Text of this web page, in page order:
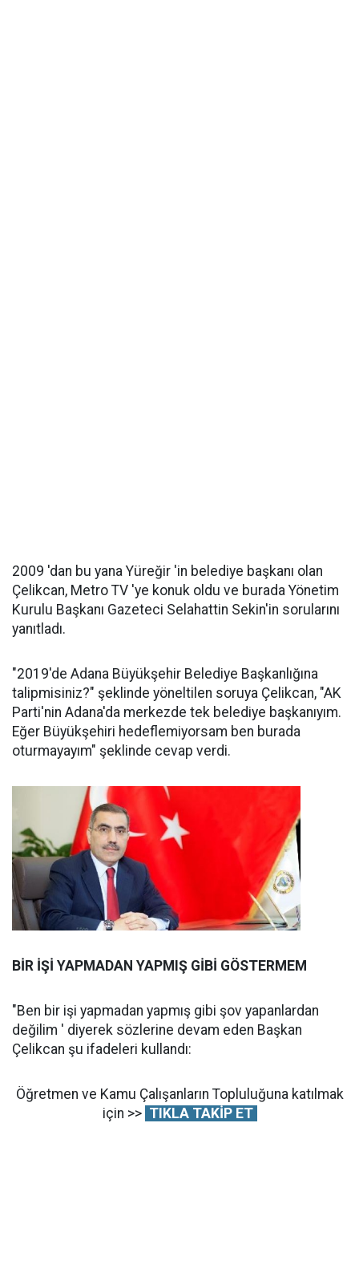
2009 'dan bu yana Yüreğir 'in belediye başkanı olan
Çelikcan, Metro TV 'ye konuk oldu ve burada Yönetim
Kurulu Başkanı Gazeteci Selahattin Sekin'in sorularını
yanıtladı.
"2019'de Adana Büyükşehir Belediye Başkanlığına
talipmisiniz?" şeklinde yöneltilen soruya Çelikcan, "AK
Parti'nin Adana'da merkezde tek belediye başkanıyım.
Eğer Büyükşehiri hedeflemiyorsam ben burada
oturmayayım" şeklinde cevap verdi.
BİR İŞİ YAPMADAN YAPMIŞ GİBİ GÖSTERMEM
"Ben bir işi yapmadan yapmış gibi şov yapanlardan
değilim ' diyerek sözlerine devam eden Başkan
Çelikcan şu ifadeleri kullandı:
Öğretmen ve Kamu Çalışanların Topluluğuna katılmak
için >> TIKLA TAKİP ET